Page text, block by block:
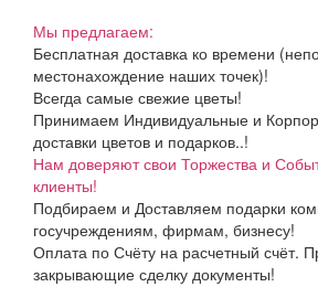
Мы предлагаем:
Бесплатная доставка ко времени
местонахождение наших точек)!
Всегда самые свежие цветы!
Принимаем Индивидуальные и
доставки цветов и подарков..!
Нам доверяют свои Торжества и
клиенты!
Подбираем и Доставляем подарки
госучреждениям, фирмам, бизнесу!
Оплата по Счёту на расчетный счёт.
закрывающие сделку документы!